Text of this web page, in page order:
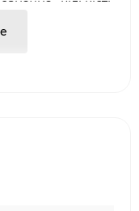
виготовляється
В результаті Ви